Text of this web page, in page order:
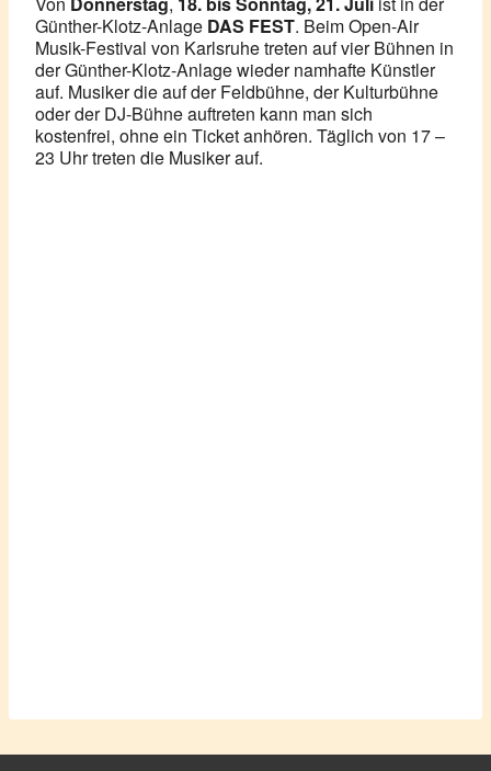
Günther-Klotz-Anlage DAS FEST. Beim Open-Air
Musik-Festival von Karlsruhe treten auf vier Bühnen in
der Günther-Klotz-Anlage wieder namhafte Künstler
auf. Musiker die auf der Feldbühne, der Kulturbühne
oder der DJ-Bühne auftreten kann man sich
kostenfrei, ohne ein Ticket anhören. Täglich von 17 –
23 Uhr treten die Musiker auf.